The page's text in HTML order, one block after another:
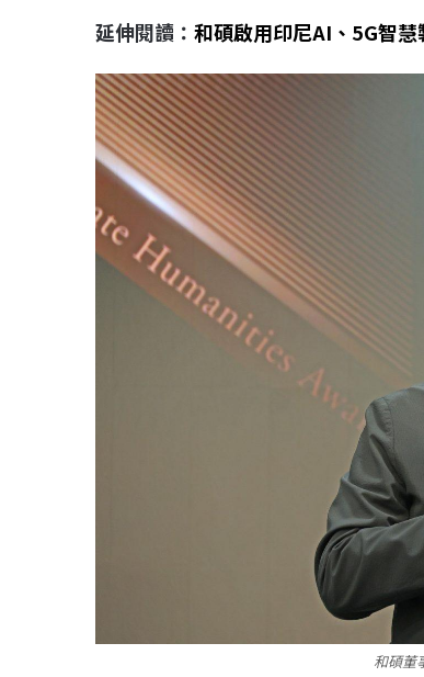
延伸閱讀： 和碩啟用印尼AI、5G智
和碩董